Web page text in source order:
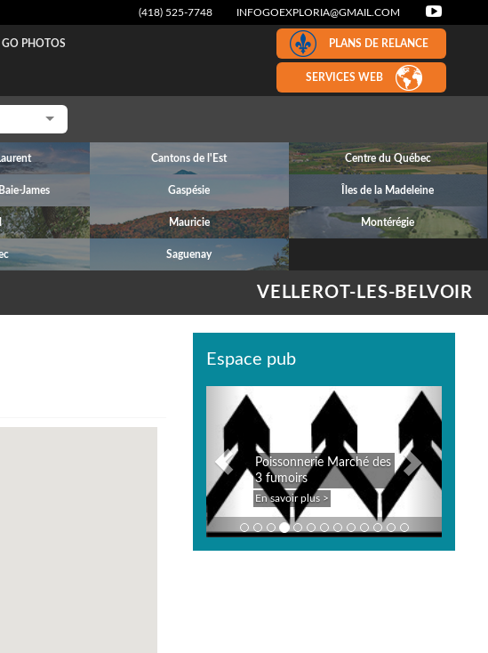
(418) 525-7748 INFOGOEXPLORIA@GMAIL.COM
GO PHOTOS PLANS DE RELANCE
SERVICES WEB
Cantons de l'Est Centre du Québec
James Gaspésie Îles de la Madeleine
Mauricie Montérégie
Saguenay
VELLEROT-LES-BELVOIR
Espace pub
Poissonnerie Marché des
3 fumoirs
En savoir plus >
Previous Next